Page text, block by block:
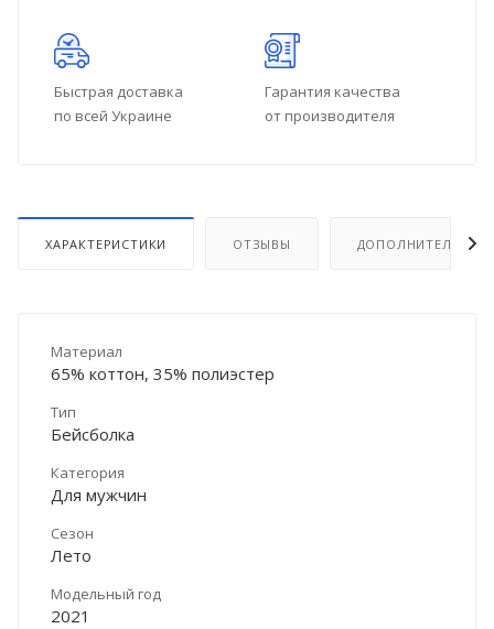
Быстрая доставка
по всей Украине
Гарантия качества
от производителя
ХАРАКТЕРИСТИКИ ОТЗЫВЫ ДОПОЛНИТЕЛЬНО
Материал
65% коттон, 35% полиэстер
Тип
Бейсболка
Категория
Для мужчин
Сезон
Лето
Модельный год
2021